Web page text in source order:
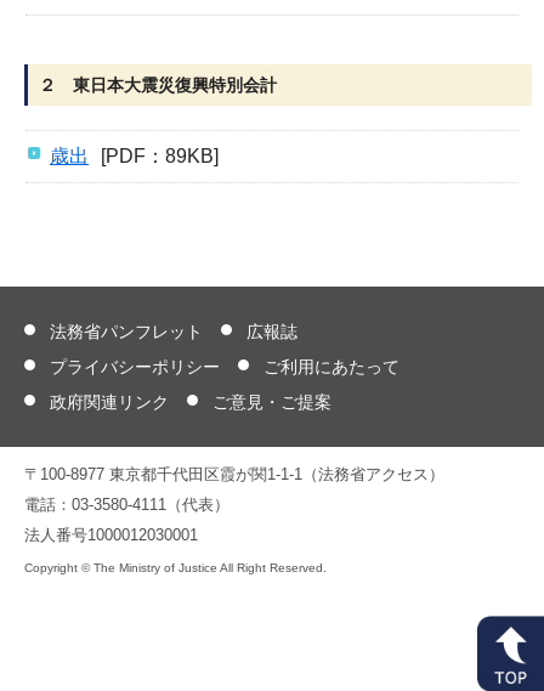
２ 東日本大震災復興特別会計
歳出 [PDF：89KB]
法務省パンフレット
広報誌
プライバシーポリシー
ご利用にあたって
政府関連リンク
ご意見・ご提案
〒100-8977 東京都千代田区霞が関1-1-1（法務省アクセス）
電話：03-3580-4111（代表）
法人番号1000012030001
Copyright © The Ministry of Justice All Right Reserved.